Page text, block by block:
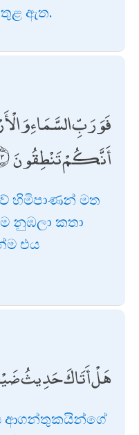
තුළ ඇත.
فَوَرَبِّ السَّمَاءِ
أَنَّكُمْ تَنْطِقُونَ
හිමිපාණන් මත
නුඹලා කතා
එය
هَلْ أَتَاكَ حَدِيثُ
ආගන්තුකයින්ගේ